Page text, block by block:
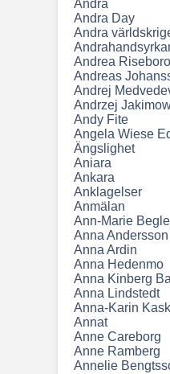
Andra
Andra Day
Andra
Andrea
Andreas
Andrej
Andrzej
Andy Fite
Angela Wiese
Ängslighet
Aniara
Ankara
Anklagelser
Anmälan
Ann-Marie
Anna Andersson
Anna Ardin
Anna Hedenmo
Anna Kinberg
Anna Lindstedt
Anna-Karin Kask
Annat
Anne Careborg
Anne Ramberg
Annelie